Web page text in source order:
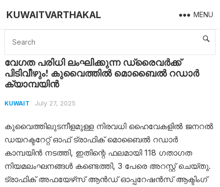
KUWAITVARTHAKAL MENU
Home Kuwait വേഗത പരിധി ലംഘിക്കുന്ന ഡ്രൈവർക്ക് പിടിവീഴും! കുവൈത്തിൽ മൊബൈൽ റഡാർ ക്യാമ്പയിൻ
വേഗത പരിധി ലംഘിക്കുന്ന ഡ്രൈവർക്ക്
പിടിവീഴും! കുവൈത്തിൽ മൊബൈൽ റഡാർ
ക്യാമ്പയിൻ
KUWAIT July 27, 2025
കുവൈത്തിലുടനീളമുള്ള നിരവധി ഹൈവേകളിൽ ജനറൽ
ഡയറക്ടറേറ്റ് ഓഫ് ട്രാഫിക് മൊബൈൽ റഡാർ
കാമ്പയിൻ നടത്തി, ഇതിന്റെ ഫലമായി 118 ഗതാഗത
നിയമലംഘനങ്ങൾ കണ്ടെത്തി, 3 പേരെ അറസ്റ്റ് ചെയ്തു.
ട്രാഫിക് അഫയേഴ്‌സ് ആൻഡ് ഓപ്പറേഷൻസ് ആക്ടിംഗ്